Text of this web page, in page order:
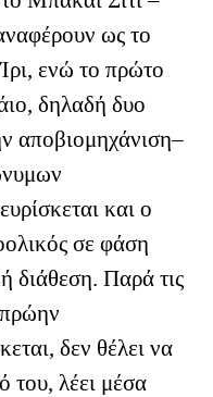
ως το
ενώ το πρώτο
δηλαδή δυο
αποβιομηχάνιση–
και ο
σε φάση
διάθεση. Παρά τις
δεν θέλει να
του, λέει μέσα